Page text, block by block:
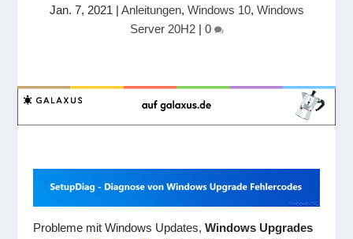
Jan. 7, 2021 | Anleitungen, Windows 10, Windows
Server 20H2| 0
Probleme mit Windows Updates,Windows Upgrades